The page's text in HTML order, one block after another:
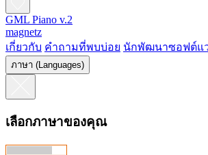
GML Piano v.2
magnetz
เกี่ยวกับ คำถามที่พบบ่อย นักพัฒนาซอฟต์แ
ภาษา (Languages)
เลือกภาษาของคุณ